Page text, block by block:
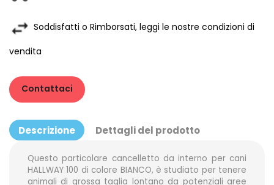
Soddisfatti o Rimborsati, leggi le nostre condizioni di
vendita
Contattaci
Descrizione Dettagli del prodotto
Questo particolare cancelletto da interno per cani
HALLWAY 100 di colore BIANCO, è studiato per tenere
animali di grossa taglia lontano da potenziali aree